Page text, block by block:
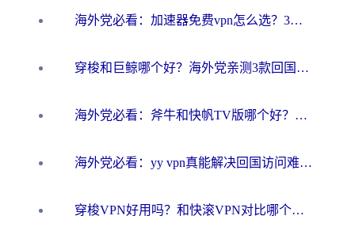
海外党必看：加速器免费vpn怎么选？3步教你无缝访问国内资源
穿梭和巨鲸哪个好？海外党亲测3款回国加速器，教你避开90%的坑
海外党必看：斧牛和快帆TV版哪个好？3分钟选对回国加速器，无缝刷B站、追热剧
海外党必看：yy vpn真能解决回国访问难题？附云极initap测评+免费方案对比
穿梭VPN好用吗？和快滚VPN对比哪个回国效果更好？海外党选回国加速器必看指南